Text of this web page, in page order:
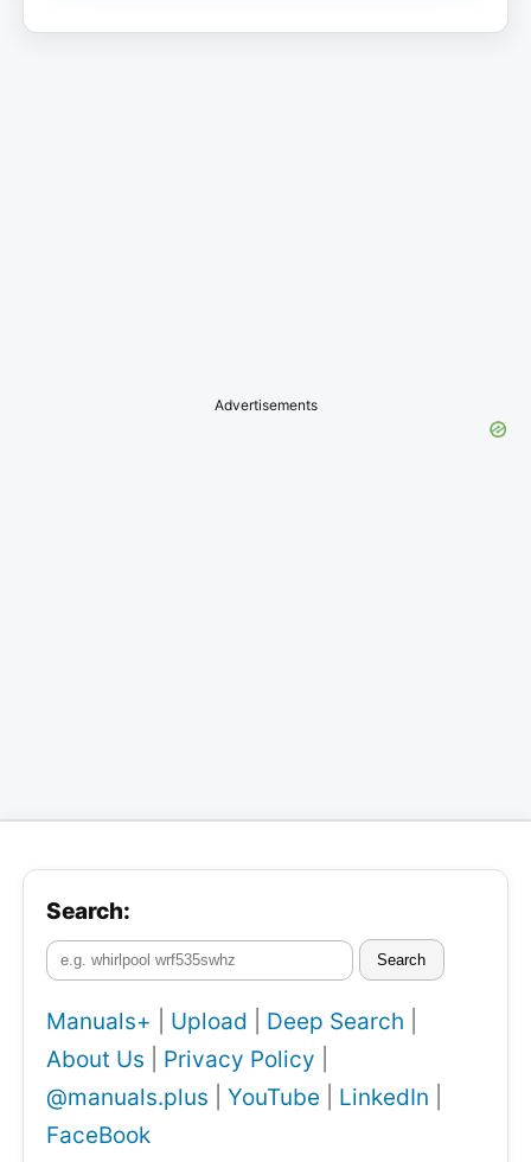
Advertisements
Search:
Search
Manuals+ Upload Deep Search
About Us
Privacy Policy
@manuals.plus
YouTube LinkedIn
FaceBook